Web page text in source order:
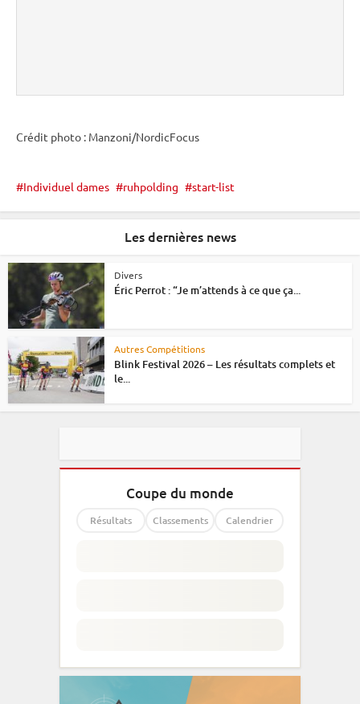
Crédit photo : Manzoni/NordicFocus
Individuel dames ruhpolding start-list
Les dernières news
Divers
Éric Perrot : “Je m’attends à ce que ça...
Autres Compétitions
Blink Festival 2026 – Les résultats complets et
le...
Coupe du monde
Résultats Classements Calendrier